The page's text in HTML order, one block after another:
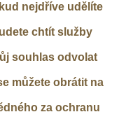
nejdříve udělíte
chtít služby
souhlas odvolat
můžete obrátit na
za ochranu